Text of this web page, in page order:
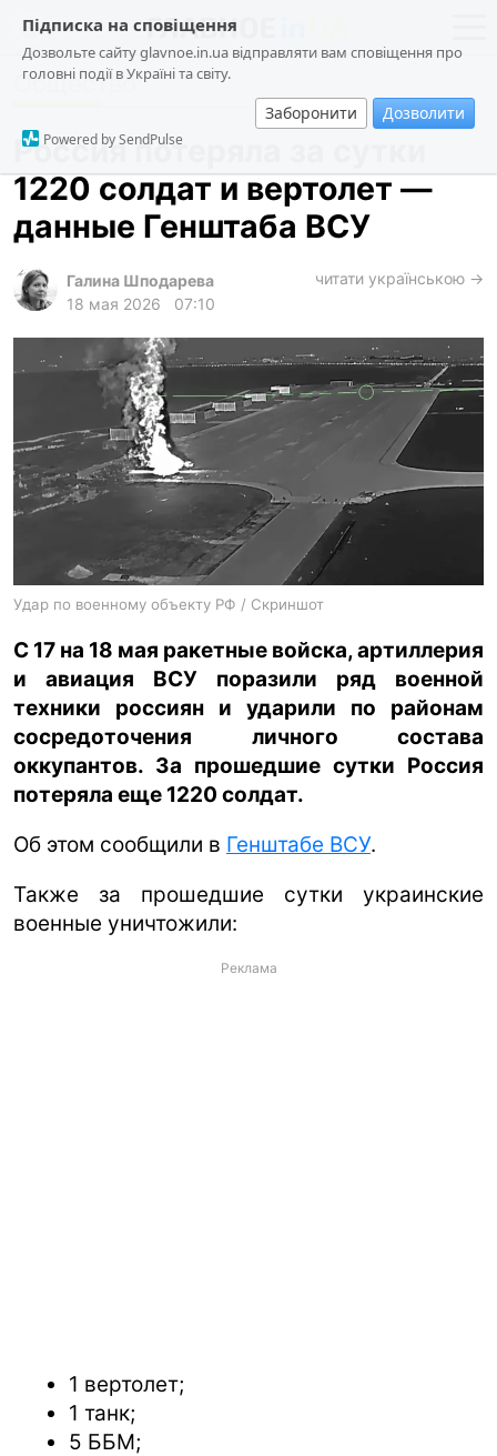
Підписка на сповіщення
Дозвольте сайту glavnoe.in.ua відправляти вам сповіщення про
головні події в Україні та світу.
Заборонити Дозволити
Powered by SendPulse
новости
о проекте
общество
происшествия
криминал
лонгриды
харьков
архив
gambling
Общество
Россия потеряла за сутки
1220 солдат и вертолет —
данные Генштаба ВСУ
Галина Шподарева
18 мая 2026
07:10
читати українською →
Удар по военному объекту РФ / Скриншот
С 17 на 18 мая ракетные войска, артиллерия
и авиация ВСУ поразили ряд военной
техники россиян и ударили по районам
сосредоточения личного состава
оккупантов. За прошедшие сутки Россия
потеряла еще 1220 солдат.
Об этом сообщили в Генштабе ВСУ.
Также за прошедшие сутки украинские
военные уничтожили:
Реклама
1 вертолет;
1 танк;
5 ББМ;